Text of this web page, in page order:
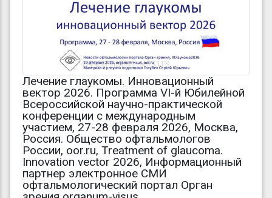
Лечение глаукомы. Инновационный
вектор 2026. Программа VI-й Юбилейной
Всероссийской научно-практической
конференции с международным
участием, 27-28 февраля 2026, Москва,
Россия. Общество офтальмологов
России, oor.ru, Treatment of glaucoma.
Innovation vector 2026, Информационный
партнер электронное СМИ
офтальмологический портал Орган